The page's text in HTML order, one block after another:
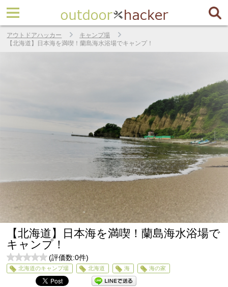
アウトドアハッカー
キャンプ場
【北海道】日本海を満喫！蘭島海水浴場でキャンプ！
【北海道】日本海を満喫！蘭島海水浴場で
キャンプ！
0
5
(評価数:0件)
北海道のキャンプ場 北海道 海 海の家